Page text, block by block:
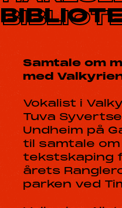
Samtale om
med
Vokalist i
Tuva
Undheim på
til samtale
tekstskaping
årets
parken ved